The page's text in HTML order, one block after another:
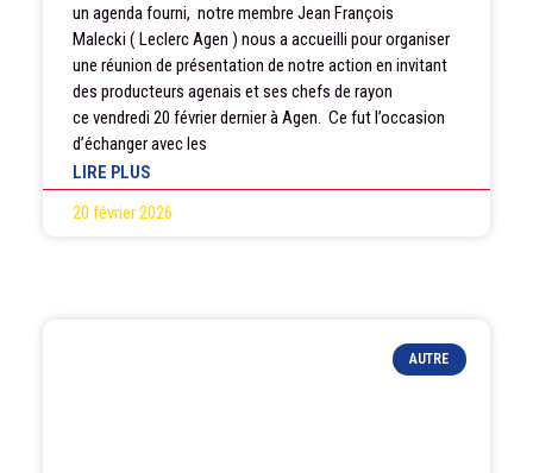
un agenda fourni, notre membre Jean François
Malecki ( Leclerc Agen ) nous a accueilli pour organiser
une réunion de présentation de notre action en invitant
des producteurs agenais et ses chefs de rayon
ce vendredi 20 février dernier à Agen. Ce fut l’occasion
d’échanger avec les
LIRE PLUS
20 février 2026
AUTRE